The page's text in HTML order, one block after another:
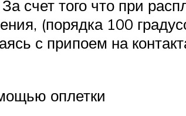
счет того что при
(порядка 100
с припоем на
оплетки